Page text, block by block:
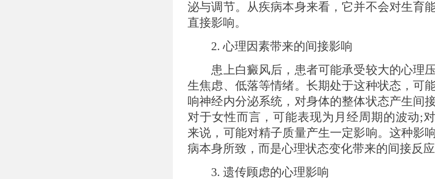
泌与调节。从疾病本身来看，它并不会对生育
直接影响。
2. 心理因素带来的间接影响
患上白癜风后，患者可能承受较大的心理
生焦虑、低落等情绪。长期处于这种状态，可
响神经内分泌系统，对身体的整体状态产生间接
对于女性而言，可能表现为月经周期的波动;
来说，可能对精子质量产生一定影响。这种影
病本身所致，而是心理状态变化带来的间接反应
3. 遗传顾虑的心理影响